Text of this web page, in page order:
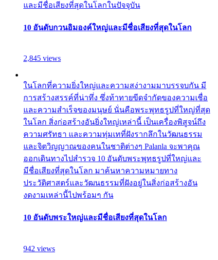
และมีชื่อเสียงที่สุดในโลกในปัจจุบัน
10 อันดับกวนอิมองค์ใหญ่และมีชื่อเสียงที่สุดในโลก
2,845 views
ในโลกที่ความยิ่งใหญ่และความสง่างามมาบรรจบกัน มี
การสร้างสรรค์ที่น่าทึ่ง ซึ่งท้าทายขีดจำกัดของความเชื่อ
และความสำเร็จของมนุษย์ นั่นคือพระพุทธรูปที่ใหญ่ที่สุด
ในโลก สิ่งก่อสร้างอันยิ่งใหญ่เหล่านี้ เป็นเครื่องพิสูจน์ถึง
ความศรัทธา และความทุ่มเทที่ฝังรากลึกในวัฒนธรรม
และจิตวิญญาณของคนในชาติต่างๆ Palanla จะพาคุณ
ออกเดินทางไปสำรวจ 10 อันดับพระพุทธรูปที่ใหญ่และ
มีชื่อเสียงที่สุดในโลก มาค้นหาความหมายทาง
ประวัติศาสตร์และวัฒนธรรมที่ฝังอยู่ในสิ่งก่อสร้างอัน
งดงามเหล่านี้ไปพร้อมๆ กัน
10 อันดับพระใหญ่และมีชื่อเสียงที่สุดในโลก
942 views